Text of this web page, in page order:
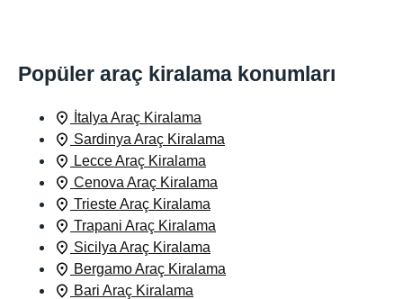
Popüler araç kiralama konumları
İtalya Araç Kiralama
Sardinya Araç Kiralama
Lecce Araç Kiralama
Cenova Araç Kiralama
Trieste Araç Kiralama
Trapani Araç Kiralama
Sicilya Araç Kiralama
Bergamo Araç Kiralama
Bari Araç Kiralama